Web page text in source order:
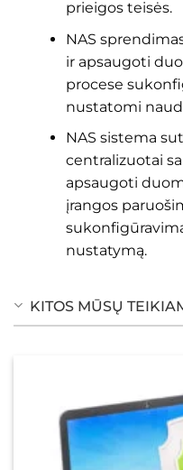
prieigos teisės.
NAS
ir apsaugoti
procese
nustatomi
NAS sistema
centralizuotai
apsaugoti
įrangos
nustatymą.
KITOS MŪSŲ